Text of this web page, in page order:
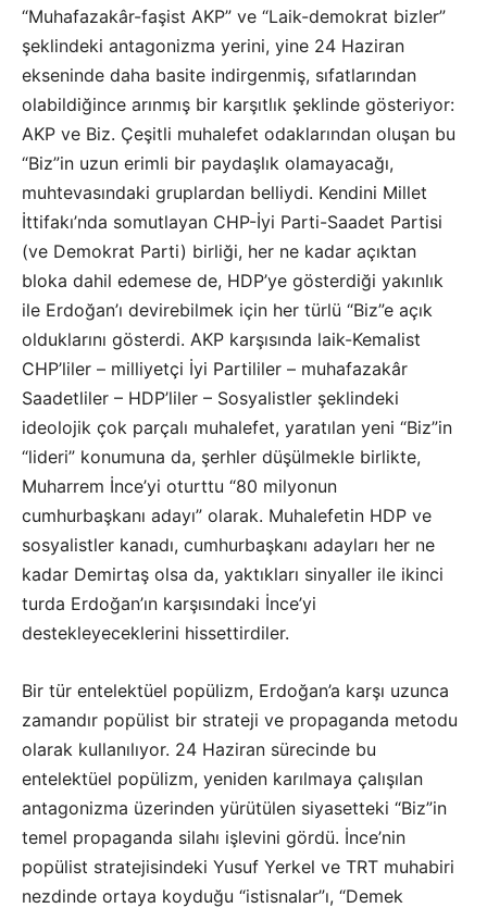
“Muhafazakâr-faşist AKP” ve “Laik-demokrat bizler”
şeklindeki antagonizma yerini, yine 24 Haziran
ekseninde daha basite indirgenmiş, sıfatlarından
olabildiğince arınmış bir karşıtlık şeklinde gösteriyor:
AKP ve Biz. Çeşitli muhalefet odaklarından oluşan bu
“Biz”in uzun erimli bir paydaşlık olamayacağı,
muhtevasındaki gruplardan belliydi. Kendini Millet
İttifakı’nda somutlayan CHP-İyi Parti-Saadet Partisi
(ve Demokrat Parti) birliği, her ne kadar açıktan
bloka dahil edemese de, HDP’ye gösterdiği yakınlık
ile Erdoğan’ı devirebilmek için her türlü “Biz”e açık
olduklarını gösterdi. AKP karşısında laik-Kemalist
CHP’liler – milliyetçi İyi Partililer – muhafazakâr
Saadetliler – HDP’liler – Sosyalistler şeklindeki
ideolojik çok parçalı muhalefet, yaratılan yeni “Biz”in
“lideri” konumuna da, şerhler düşülmekle birlikte,
Muharrem İnce’yi oturttu “80 milyonun
cumhurbaşkanı adayı” olarak. Muhalefetin HDP ve
sosyalistler kanadı, cumhurbaşkanı adayları her ne
kadar Demirtaş olsa da, yaktıkları sinyaller ile ikinci
turda Erdoğan’ın karşısındaki İnce’yi
destekleyeceklerini hissettirdiler.
Bir tür entelektüel popülizm, Erdoğan’a karşı uzunca
zamandır popülist bir strateji ve propaganda metodu
olarak kullanılıyor. 24 Haziran sürecinde bu
entelektüel popülizm, yeniden karılmaya çalışılan
antagonizma üzerinden yürütülen siyasetteki “Biz”in
temel propaganda silahı işlevini gördü. İnce’nin
popülist stratejisindeki Yusuf Yerkel ve TRT muhabiri
nezdinde ortaya koyduğu “istisnalar”ı, “Demek